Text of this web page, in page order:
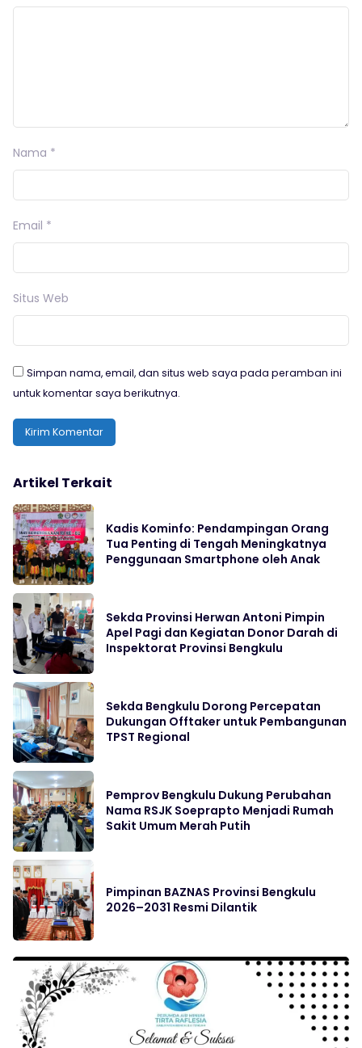
Nama *
Email *
Situs Web
Simpan nama, email, dan situs web saya pada peramban ini
untuk komentar saya berikutnya.
Artikel Terkait
Kadis Kominfo: Pendampingan Orang
Tua Penting di Tengah Meningkatnya
Penggunaan Smartphone oleh Anak
Sekda Provinsi Herwan Antoni Pimpin
Apel Pagi dan Kegiatan Donor Darah di
Inspektorat Provinsi Bengkulu
Sekda Bengkulu Dorong Percepatan
Dukungan Offtaker untuk Pembangunan
TPST Regional
Pemprov Bengkulu Dukung Perubahan
Nama RSJK Soeprapto Menjadi Rumah
Sakit Umum Merah Putih
Pimpinan BAZNAS Provinsi Bengkulu
2026–2031 Resmi Dilantik